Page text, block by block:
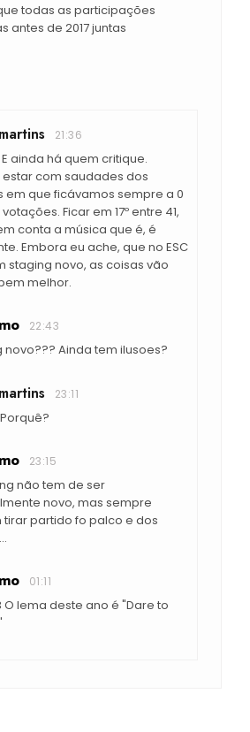
todas as participações
antes de 2017 juntas
21:36
E ainda há quem critique.
estar com saudades dos
em que ficávamos sempre a 0
Ficar em 17º entre 41,
conta a música que é, é
Embora eu ache, que no ESC
staging novo, as coisas vão
melhor.
22:43
novo??? Ainda tem ilusoes?
23:11
23:15
não tem de ser
novo, mas sempre
partido fo palco e dos
01:11
O lema deste ano é "Dare to